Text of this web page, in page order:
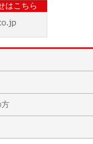
はこちら
方